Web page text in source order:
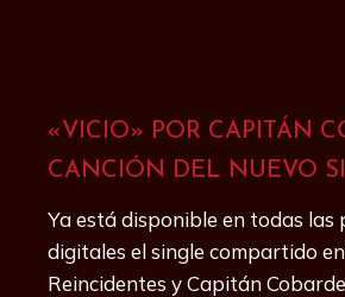
«VICIO» POR CAPITÁN
CANCIÓN DEL NUEVO
Ya está disponible en todas las
digitales el single compartido
Reincidentes y Capitán Cobarde